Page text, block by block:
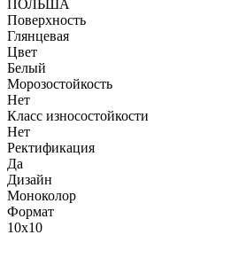
ПОЛЬША
Поверхность
Глянцевая
Цвет
Белый
Морозостойкость
Нет
Класс износостойкости
Нет
Ректификация
Да
Дизайн
Моноколор
Формат
10x10